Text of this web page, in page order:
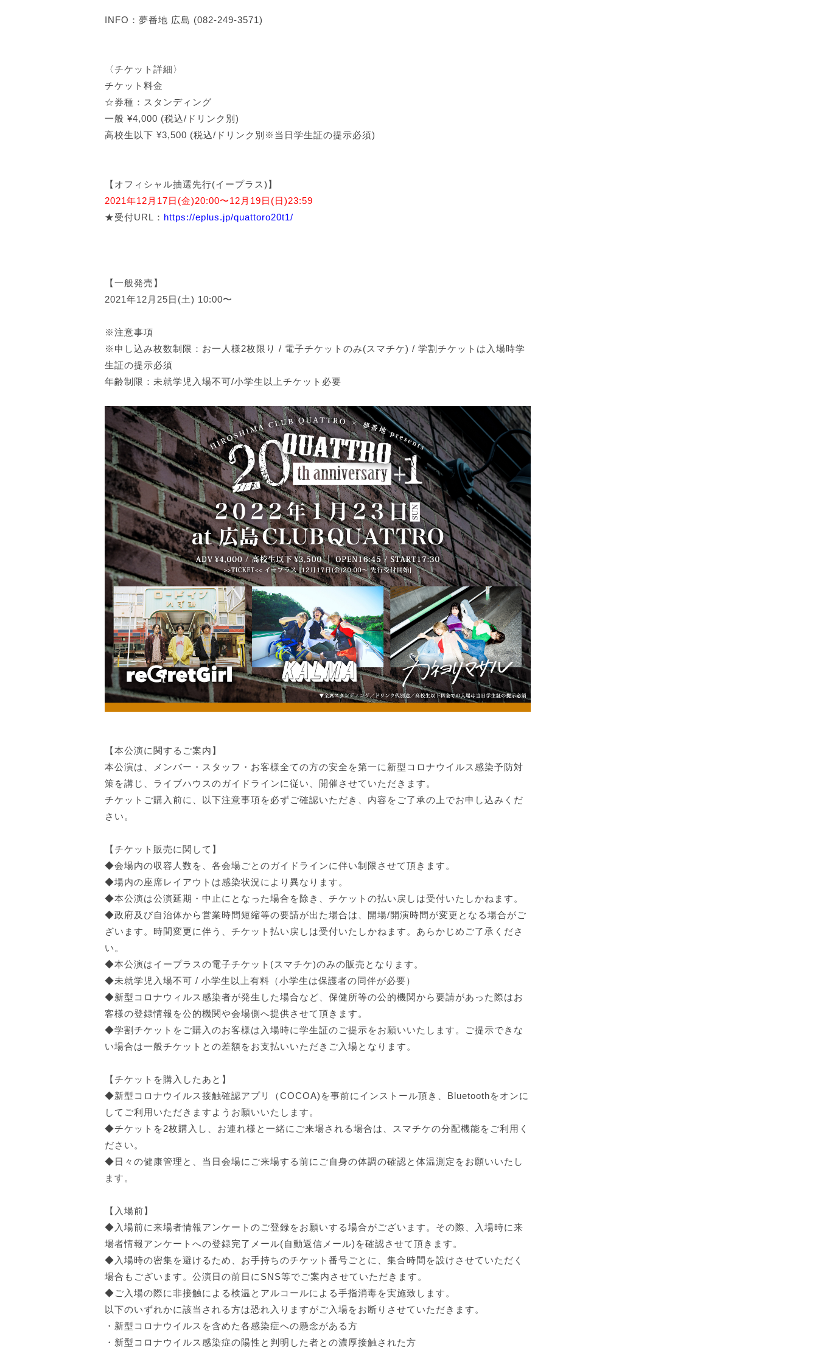
INFO：夢番地 広島 (082-249-3571)
〈チケット詳細〉
チケット料金
☆券種：スタンディング
一般 ¥4,000 (税込/ドリンク別)
高校生以下 ¥3,500 (税込/ドリンク別※当日学生証の提示必須)
【オフィシャル抽選先行(イープラス)】
2021年12月17日(金)20:00〜12月19日(日)23:59
★受付URL： https://eplus.jp/quattoro20t1/
【一般発売】
2021年12月25日(土) 10:00〜
※注意事項
※申し込み枚数制限：お一人様2枚限り / 電子チケットのみ(スマチケ) / 学割チケットは入場時学
生証の提示必須
年齢制限：未就学児入場不可/小学生以上チケット必要
【本公演に関するご案内】
本公演は、メンバー・スタッフ・お客様全ての方の安全を第一に新型コロナウイルス感染予防対
策を講じ、ライブハウスのガイドラインに従い、開催させていただきます。
チケットご購入前に、以下注意事項を必ずご確認いただき、内容をご了承の上でお申し込みくだ
さい。
【チケット販売に関して】
◆会場内の収容人数を、各会場ごとのガイドラインに伴い制限させて頂きます。
◆場内の座席レイアウトは感染状況により異なります。
◆本公演は公演延期・中止にとなった場合を除き、チケットの払い戻しは受付いたしかねます。
◆政府及び自治体から営業時間短縮等の要請が出た場合は、開場/開演時間が変更となる場合がご
ざいます。時間変更に伴う、チケット払い戻しは受付いたしかねます。あらかじめご了承くださ
い。
◆本公演はイープラスの電子チケット(スマチケ)のみの販売となります。
◆未就学児入場不可 / 小学生以上有料（小学生は保護者の同伴が必要）
◆新型コロナウィルス感染者が発生した場合など、保健所等の公的機関から要請があった際はお
客様の登録情報を公的機関や会場側へ提供させて頂きます。
◆学割チケットをご購入のお客様は入場時に学生証のご提示をお願いいたします。ご提示できな
い場合は一般チケットとの差額をお支払いいただきご入場となります。
【チケットを購入したあと】
◆新型コロナウイルス接触確認アプリ（COCOA)を事前にインストール頂き、Bluetoothをオンに
してご利用いただきますようお願いいたします。
◆チケットを2枚購入し、お連れ様と一緒にご来場される場合は、スマチケの分配機能をご利用く
ださい。
◆日々の健康管理と、当日会場にご来場する前にご自身の体調の確認と体温測定をお願いいたし
ます。
【入場前】
◆入場前に来場者情報アンケートのご登録をお願いする場合がございます。その際、入場時に来
場者情報アンケートへの登録完了メール(自動返信メール)を確認させて頂きます。
◆入場時の密集を避けるため、お手持ちのチケット番号ごとに、集合時間を設けさせていただく
場合もございます。公演日の前日にSNS等でご案内させていただきます。
◆ご入場の際に非接触による検温とアルコールによる手指消毒を実施致します。
以下のいずれかに該当される方は恐れ入りますがご入場をお断りさせていただきます。
・新型コロナウイルスを含めた各感染症への懸念がある方
・新型コロナウイルス感染症の陽性と判明した者との濃厚接触された方